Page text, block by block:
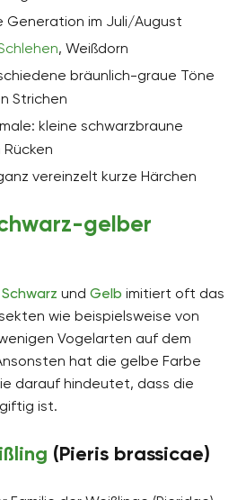
Generation im Juli/August
, Weißdorn
bräunlich-graue Töne
Strichen
kleine schwarzbraune
vereinzelt kurze Härchen
gelber
Schwarz und Gelb imitiert oft das
wie beispielsweise von
Vogelarten auf dem
hat die gelbe Farbe
darauf hindeutet, dass die
ist.
(Pieris brassicae)